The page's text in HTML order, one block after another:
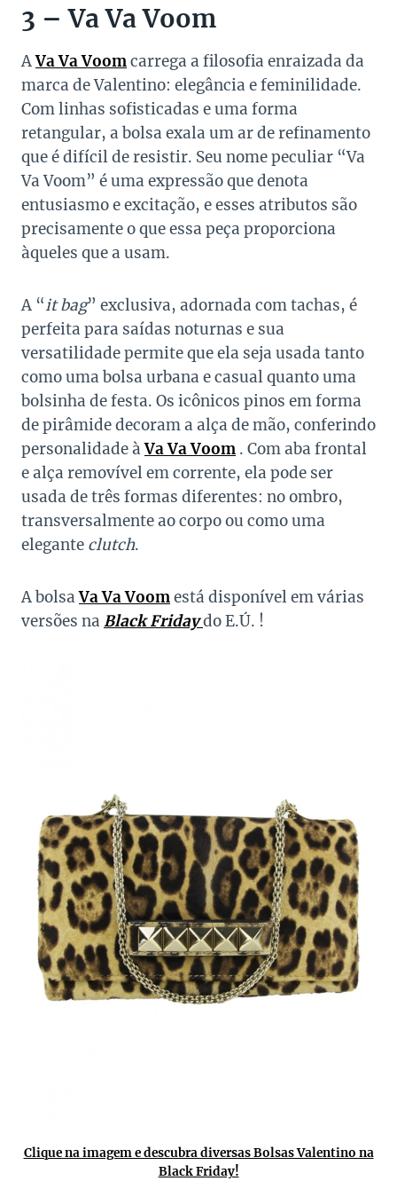
3 – Va Va Voom
AVa Va Voomcarrega a filosofia enraizada da
marca de Valentino: elegância e feminilidade.
Com linhas sofisticadas e uma forma
retangular, a bolsa exala um ar de refinamento
que é difícil de resistir. Seu nome peculiar “Va
Va Voom” é uma expressão que denota
entusiasmo e excitação, e esses atributos são
precisamente o que essa peça proporciona
àqueles que a usam.
A “it bag” exclusiva, adornada com tachas, é
perfeita para saídas noturnas e sua
versatilidade permite que ela seja usada tanto
como uma bolsa urbana e casual quanto uma
bolsinha de festa. Os icônicos pinos em forma
de pirâmide decoram a alça de mão, conferindo
personalidade àVa Va Voom . Com aba frontal
e alça removível em corrente, ela pode ser
usada de três formas diferentes: no ombro,
transversalmente ao corpo ou como uma
elegante clutch.
A bolsaVa Va Voomestá disponível em várias
versões na Black Fridaydo E.Ú. !
Clique na imagem e descubra diversas Bolsas Valentino na
Black Friday!